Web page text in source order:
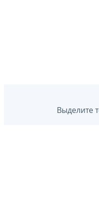
Выделите